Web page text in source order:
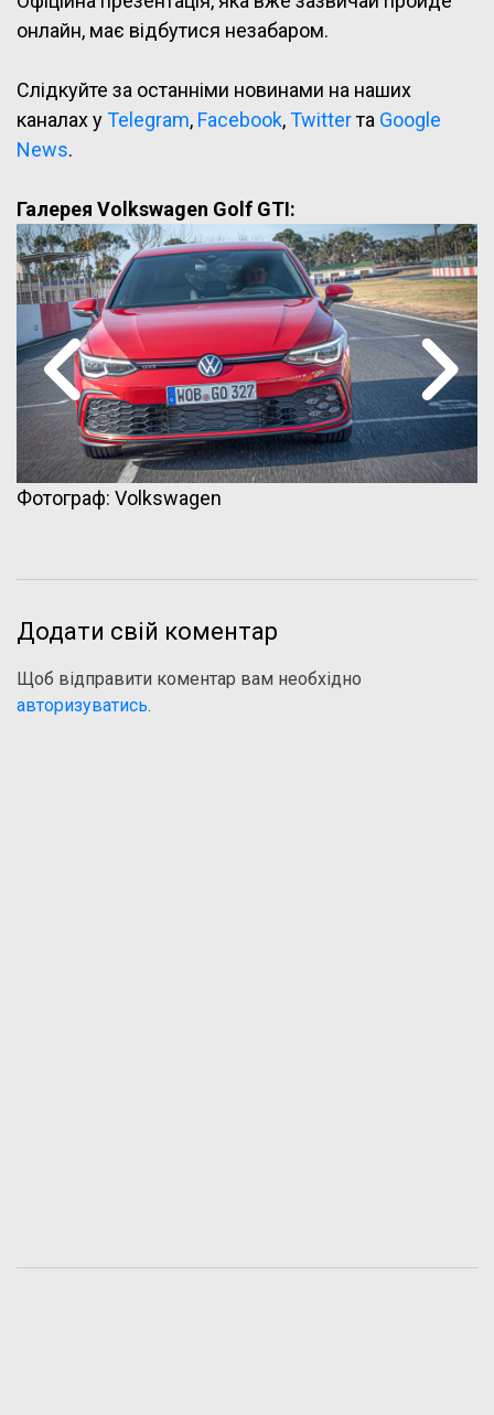
онлайн, має відбутися незабаром.
Слідкуйте за останніми новинами на наших
каналах уTelegram, Facebook,Twitterта Google
News.
Галерея Volkswagen Golf GTI:
Фотограф: Volkswagen
Додати свій коментар
Щоб відправити коментар вам необхідно
авторизуватись.